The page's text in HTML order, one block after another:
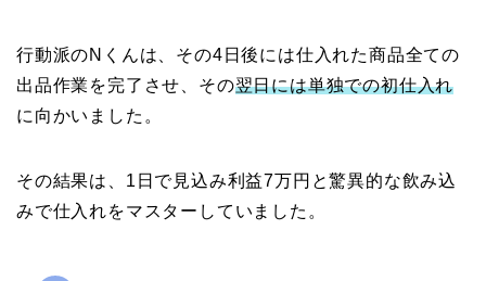
行動派のNくんは、その4日後には仕入れた商品全ての
出品作業を完了させ、その翌日には単独での初仕入れ
に向かいました。
その結果は、1日で見込み利益7万円と驚異的な飲み込
みで仕入れをマスターしていました。